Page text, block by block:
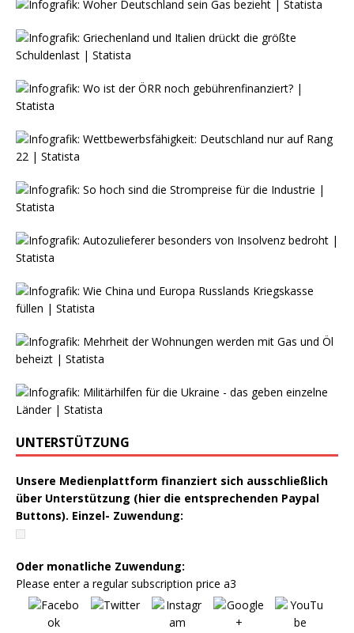
UNTERSTÜTZUNG
Unsere Medienplattform finanziert sich ausschließlich
über Unterstützung (hier die entsprechenden Paypal
Buttons). Einzel- Zuwendung:
Oder monatliche Zuwendung:
Please enter a regular subscription price a3